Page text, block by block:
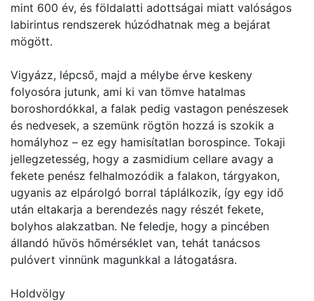
mint 600 év, és földalatti adottságai miatt valóságos
labirintus rendszerek húzódhatnak meg a bejárat
mögött.
Vigyázz, lépcső, majd a mélybe érve keskeny
folyosóra jutunk, ami ki van tömve hatalmas
boroshordókkal, a falak pedig vastagon penészesek
és nedvesek, a szemünk rögtön hozzá is szokik a
homályhoz – ez egy hamisítatlan borospince. Tokaji
jellegzetesség, hogy a zasmidium cellare avagy a
fekete penész felhalmozódik a falakon, tárgyakon,
ugyanis az elpárolgó borral táplálkozik, így egy idő
után eltakarja a berendezés nagy részét fekete,
bolyhos alakzatban. Ne feledje, hogy a pincében
állandó hűvös hőmérséklet van, tehát tanácsos
pulóvert vinnünk magunkkal a látogatásra.
Holdvölgy